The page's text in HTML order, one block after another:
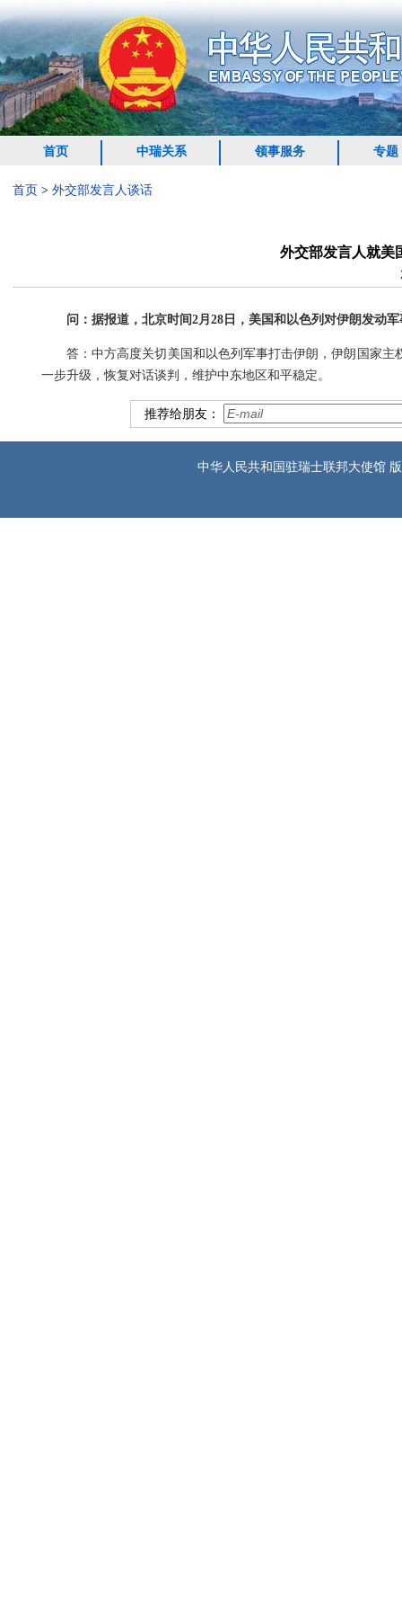
首页 中瑞关系 领事服务 专题
首页 > 外交部发言人谈话
外交部发言人就美
问：据报道，北京时间2月28日，美国和以色列对伊朗发动
答：中方高度关切美国和以色列军事打击伊朗，伊朗国家
一步升级，恢复对话谈判，维护中东地区和平稳定。
推荐给朋友：
中华人民共和国驻瑞士联邦大使馆